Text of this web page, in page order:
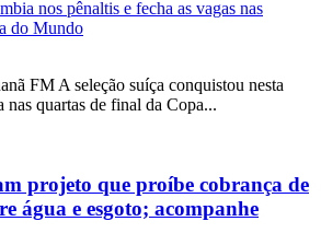
FM A seleção suíça conquistou nesta
nas quartas de final da Copa...
projeto que proíbe cobrança de
água e esgoto; acompanhe